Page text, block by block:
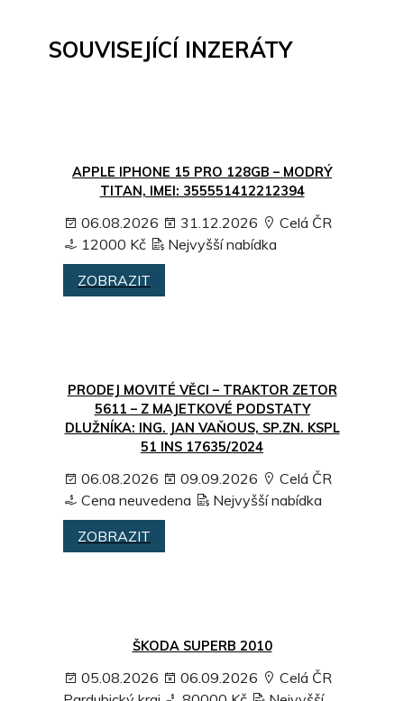
SOUVISEJÍCÍ INZERÁTY
APPLE IPHONE 15 PRO 128GB – MODRÝ
TITAN, IMEI: 355551412212394
06.08.2026 31.12.2026
Celá ČR
12000 Kč
Nejvyšší nabídka
ZOBRAZIT
5611 – Z MAJETKOVÉ PODSTATY
DLUŽNÍKA: ING. JAN VAŇOUS, SP.ZN. KSPL
51 INS 17635/2024